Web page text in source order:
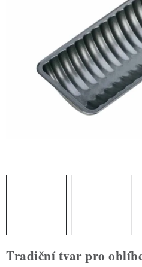
ZDRAVÉ PEČENÍ
DÁRKOVÉ POUKAZY
TÉMATICKÉ PRODUKTY
NOVÉ ZBOŽÍ
Nepřevzetí zásilky na dobírku
Hodnocení obchodu
Blog
Tradiční tvar pro